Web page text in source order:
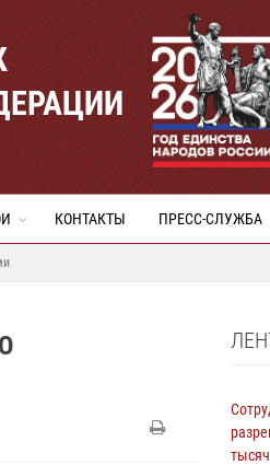
КОНТАКТЫ ПРЕСС-СЛУЖБА